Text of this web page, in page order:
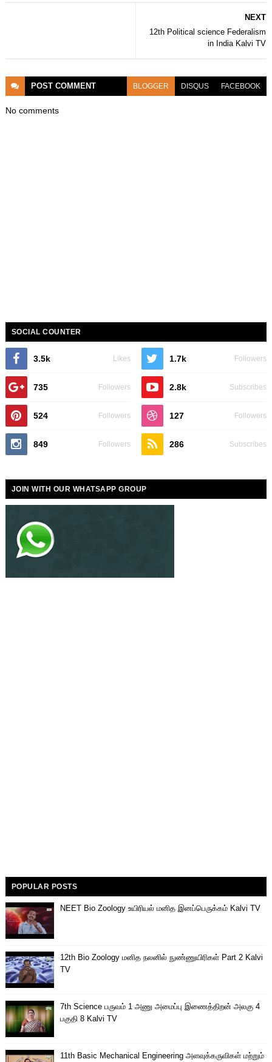
NEXT
12th Political science Federalism
in India Kalvi TV
POST COMMENT BLOGGER DISQUS FACEBOOK
No comments
SOCIAL COUNTER
3.5k Likes 1.7k Followers
735 Followers 2.8k Subscribes
524 Followers 127 Followers
849 Followers 286 Subscribes
JOIN WITH OUR WHATSAPP GROUP
POPULAR POSTS
NEET Bio Zoology உயிரியல் மனித இனப்பெருக்கம் Kalvi TV
12th Bio Zoology மனித நலனில் நுண்ணுயிரிகள் Part 2 Kalvi
TV
7th Science பருவம் 1 அணு அமைப்பு இணைத்திறன் அலகு 4
பகுதி 8 Kalvi TV
11th Basic Mechanical Engineering அளவுக்கருவிகள் மற்றும்